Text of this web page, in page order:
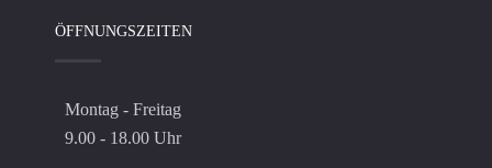
ÖFFNUNGSZEITEN
Montag - Freitag
9.00 - 18.00 Uhr